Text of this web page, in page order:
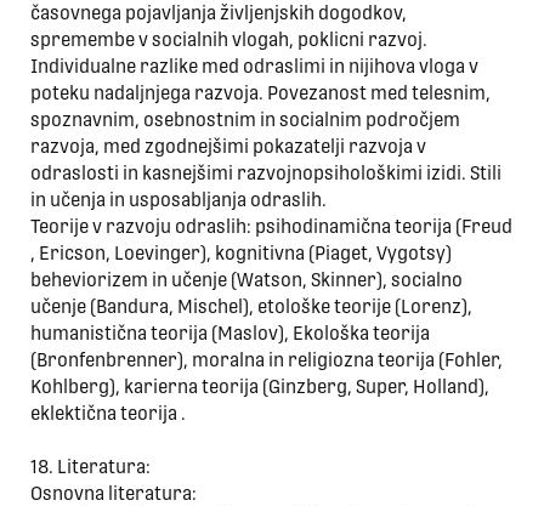
časovnega pojavljanja življenjskih dogodkov,
spremembe v socialnih vlogah, poklicni razvoj.
Individualne razlike med odraslimi in nijihova vloga v
poteku nadaljnjega razvoja. Povezanost med telesnim,
spoznavnim, osebnostnim in socialnim področjem
razvoja, med zgodnejšimi pokazatelji razvoja v
odraslosti in kasnejšimi razvojnopsihološkimi izidi. Stili
in učenja in usposabljanja odraslih.
Teorije v razvoju odraslih: psihodinamična teorija (Freud
, Ericson, Loevinger), kognitivna (Piaget, Vygotsy)
beheviorizem in učenje (Watson, Skinner), socialno
učenje (Bandura, Mischel), etološke teorije (Lorenz),
humanistična teorija (Maslov), Ekološka teorija
(Bronfenbrenner), moralna in religiozna teorija (Fohler,
Kohlberg), karierna teorija (Ginzberg, Super, Holland),
eklektična teorija .
18. Literatura:
Osnovna literatura: